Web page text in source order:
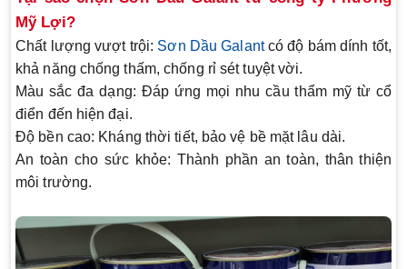
Mỹ Lợi?
Chất lượng vượt trội: Sơn Dầu Galantcó độ bám dính tốt,
khả năng chống thấm, chống rỉ sét tuyệt vời.
Màu sắc đa dạng: Đáp ứng mọi nhu cầu thẩm mỹ từ cổ
điển đến hiện đại.
Độ bền cao: Kháng thời tiết, bảo vệ bề mặt lâu dài.
An toàn cho sức khỏe: Thành phần an toàn, thân thiện
môi trường.